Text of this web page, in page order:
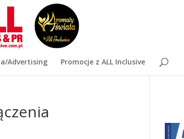
Advertising Promocje z ALL Inclusive